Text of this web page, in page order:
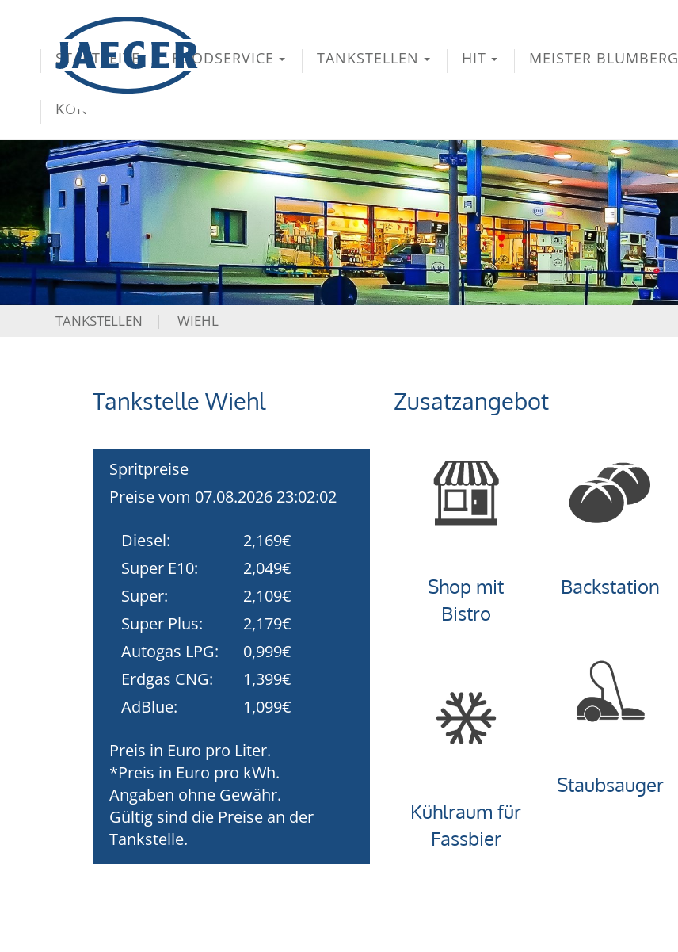
STARTSEITE FOODSERVICE TANKSTELLEN HIT MEISTER BLUMBERG
KONTAKT
TANKSTELLEN | WIEHL
Tankstelle Wiehl
Spritpreise
Preise vom 07.08.2026 23:02:02
Diesel:
Super E10:
Super:
Super Plus:
Autogas LPG:
Erdgas CNG:
AdBlue:
2,169€
2,049€
2,109€
2,179€
0,999€
1,399€
1,099€
Preis in Euro pro Liter.
*Preis in Euro pro kWh.
Angaben ohne Gewähr.
Gültig sind die Preise an der
Tankstelle.
Zusatzangebot
Shop mit
Bistro
Kühlraum für
Fassbier
Backstation
Staubsauger